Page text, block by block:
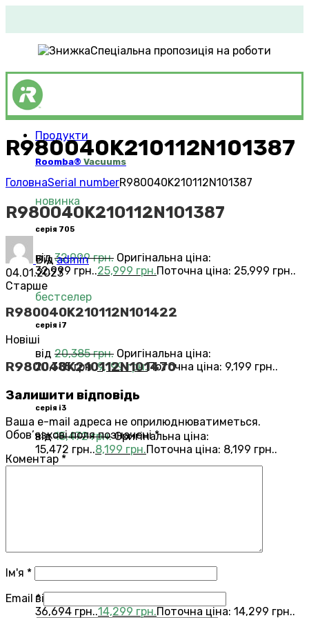
Спеціальна пропозиція на роботи
Продукти
Roomba® Vacuums
новинка
серія 705
від32,999грн. Оригінальна ціна:
32,999 грн..25,999 грн.Поточна ціна: 25,999 грн..
бестселер
серія i7
від 20,385грн. Оригінальна ціна:
20,385 грн..9,199грн.Поточна ціна: 9,199 грн..
серія i3
від15,472грн. Оригінальна ціна:
15,472 грн..8,199 грн.Поточна ціна: 8,199 грн..
від
36,694 грн..14,299 грн.Поточна ціна: 14,299 грн..
R980040K210112N101387
ГоловнаSerial numberR980040K210112N101387
R980040K210112N101387
Відadmin
04.01.2023
Старше
R980040K210112N101422
Новіші
R980040K210112N101470
Залишити відповідь
Ваша e-mail адреса не оприлюднюватиметься.
Обов’язкові поля позначені*
Коментар *
Ім'я *
Email *